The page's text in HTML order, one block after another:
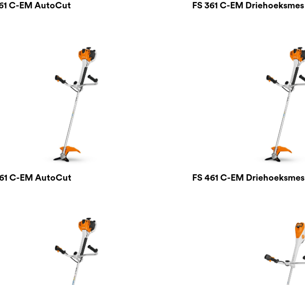
C-EM AutoCut FS 361 C-EM Driehoeksmes
C-EM AutoCut FS 461 C-EM Driehoeksmes